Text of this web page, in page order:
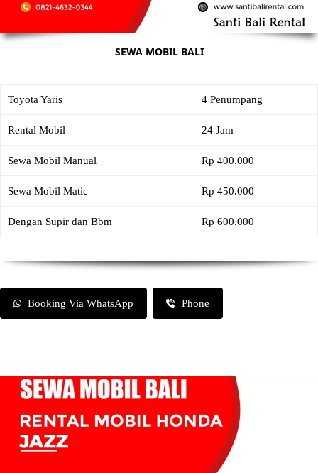
SEWA MOBIL BALI
Toyota Yaris 4 Penumpang
Rental Mobil 24 Jam
Sewa Mobil Manual Rp 400.000
Sewa Mobil Matic Rp 450.000
Dengan Supir dan Bbm Rp 600.000
Booking Via WhatsApp Phone